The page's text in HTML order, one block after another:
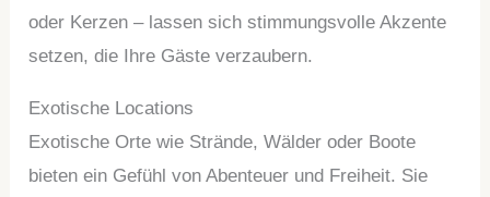
oder Kerzen – lassen sich stimmungsvolle Akzente
setzen, die Ihre Gäste verzaubern.
Exotische Locations
Exotische Orte wie Strände, Wälder oder Boote
bieten ein Gefühl von Abenteuer und Freiheit. Sie